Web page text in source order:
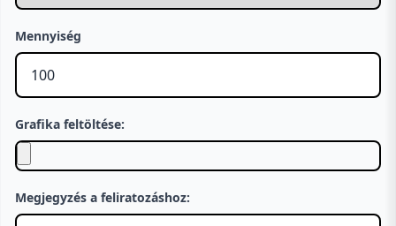
Mennyiség
Grafika feltöltése:
Megjegyzés a feliratozáshoz: